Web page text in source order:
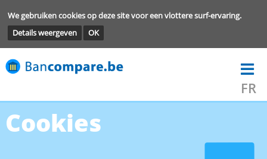
We gebruiken cookies op deze site voor een vlottere surf-
Details weergeven
OK
Cookies